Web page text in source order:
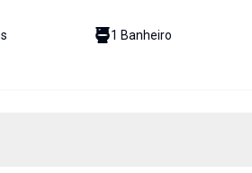
s 1 Banheiro